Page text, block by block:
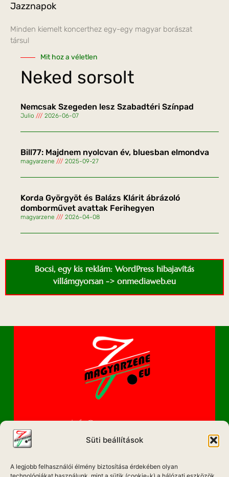
Süti beállítások
A legjobb felhasználói élmény biztosítása érdekében olyan
Jazznapok
Minden kiemelt koncerthez egy-egy magyar borászat
társul
Mit hoz a véletlen
Neked sorsolt
Nemcsak Szegeden lesz Szabadtéri Színpad
Julio 2026-06-07
Bill77: Majdnem nyolcvan év, bluesban elmondva
magyarzene 2025-09-27
Korda Györgyöt és Balázs Klárit ábrázoló
domborművet avattak Ferihegyen
magyarzene 2026-04-08
Bocsi, egy kis reklám: WordPress hibajavítás
villámgyorsan -> onmediaweb.eu
info@magyarzene.eu
IMPRESSZUM